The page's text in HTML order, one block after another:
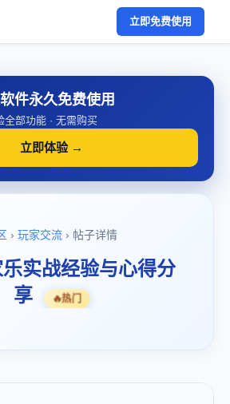
立即免费使用
件永久免费使用
全部功能 · 无需购买
立即体验 →
› 玩家交流 › 帖子详情
实战经验与心得分
享
🔥热门